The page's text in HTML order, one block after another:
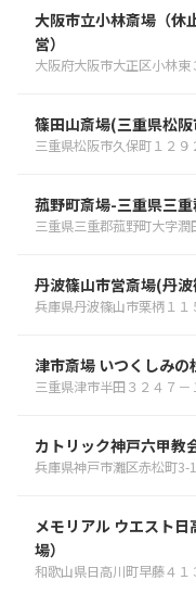
大阪市立小林斎場（
営）
大阪府大阪市大正区小林東
篠田山斎場(三重県松阪
三重県松阪市久保町１２９
菰野町斎場-三重県三
三重県三重郡菰野町大字潤
丹波篠山市営斎場(丹
兵庫県丹波篠山市栗柄１１
津市斎場 いつくしみ
三重県津市半田３２４７－
カトリック神戸六甲教
兵庫県神戸市灘区赤松町3-
メモリアル ウエスト
場）
和歌山県日高川町早藤４１